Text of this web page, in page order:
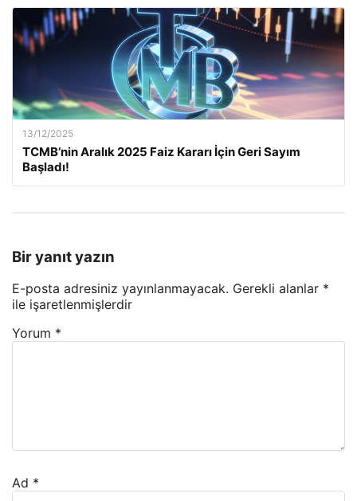
13/12/2025
TCMB’nin Aralık 2025 Faiz Kararı İçin Geri Sayım
Başladı!
Bir yanıt yazın
E-posta adresiniz yayınlanmayacak. Gerekli alanlar *
ile işaretlenmişlerdir
Yorum *
Ad *